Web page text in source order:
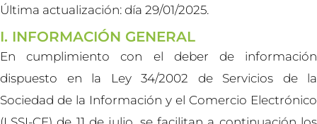
Última actualización: día 29/01/2025.
I. INFORMACIÓN GENERAL
En cumplimiento con el deber de información
dispuesto en la Ley 34/2002 de Servicios de la
Sociedad de la Información y el Comercio Electrónico